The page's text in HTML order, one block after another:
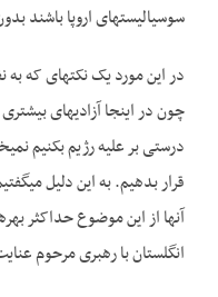
سوسیالیست­های اروپا باشند
در این مورد یک نکته­ای که به
چون در اینجا آزادی­های
درستی بر علیه رژیم بکنیم
قرار بدهیم. به این دلیل
آنها از این موضوع حداکثر
انگلستان با رهبری مرحوم